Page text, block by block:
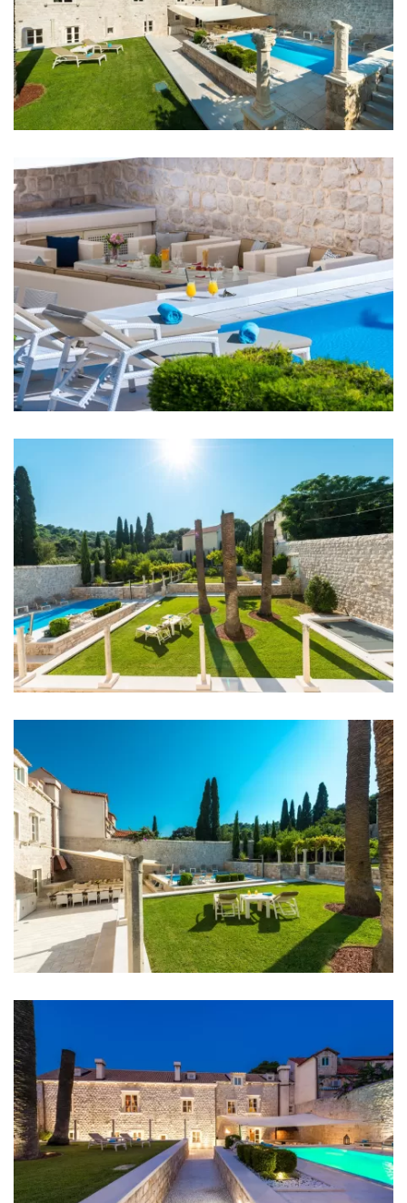
Entfernungen
Meer: 20 m
Strand: 100 m
Restaurant: 20 m
Bar: 100 m
Nachtclub: 12 km
Zentrum: 11 km
Apotheke: 2 km
Krankenhaus: 12 km
Geschäft: 400 m
Supermarket: 10 km
Bank: 12 km
Geldautomat: 200 m
Bushaltestelle: 200 m
Busbahnhof: 10 km
Hafen: 8 km
Fährhafen: 11 km
Flughafen: 29 km
Schlafzimmer
Schlafzimmer 1: Doppelbett: 1, Schlafsofa: 1
Schlafzimmer 2: Doppelbett: 1
Schlafzimmer 3: Doppelbett: 1
Schlafzimmer 4: Doppelbett: 1, Schlafsofa: 1